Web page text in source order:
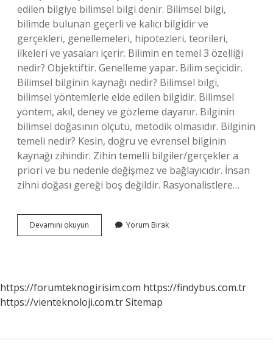
edilen bilgiye bilimsel bilgi denir. Bilimsel bilgi,
bilimde bulunan geçerli ve kalıcı bilgidir ve
gerçekleri, genellemeleri, hipotezleri, teorileri,
ilkeleri ve yasaları içerir. Bilimin en temel 3 özelliği
nedir? Objektiftir. Genelleme yapar. Bilim seçicidir.
Bilimsel bilginin kaynağı nedir? Bilimsel bilgi,
bilimsel yöntemlerle elde edilen bilgidir. Bilimsel
yöntem, akıl, deney ve gözleme dayanır. Bilginin
bilimsel doğasının ölçütü, metodik olmasıdır. Bilginin
temeli nedir? Kesin, doğru ve evrensel bilginin
kaynağı zihindir. Zihin temelli bilgiler/gerçekler a
priori ve bu nedenle değişmez ve bağlayıcıdır. İnsan
zihni doğası gereği boş değildir. Rasyonalistlere…
Devamını okuyun
Bilginin
Yorum Bırak
https://forumteknogirisim.com https://findybus.com.tr
https://vienteknoloji.com.trSitemap